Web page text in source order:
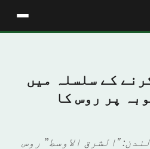
کے سلسلہ میں
پر روس کا
"الشرق الاوسط” روس